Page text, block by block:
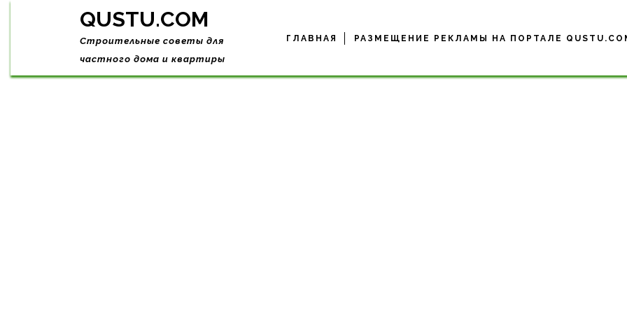
Skip
QUSTU.COM
Строительные советы для
частного дома и квартиры
ГЛАВНАЯ РАЗМЕЩЕНИЕ РЕКЛАМЫ НА ПОРТАЛЕ